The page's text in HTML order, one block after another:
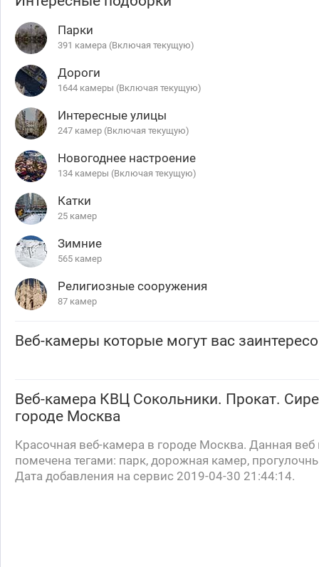
Парки
391 камера (Включая текущую)
Дороги
1644 камеры (Включая текущую)
Интересные улицы
247 камер (Включая текущую)
Новогоднее настроение
134 камеры (Включая текущую)
Катки
25 камер
Зимние
565 камер
Религиозные сооружения
87 камер
Веб-камеры которые могут вас
Веб-камера КВЦ Сокольники. Прокат.
городе Москва
Красочная веб-камера в городе Москва. Данная веб
помечена тегами: парк, дорожная камер,
Дата добавления на сервис 2019-04-30 21:44:14.